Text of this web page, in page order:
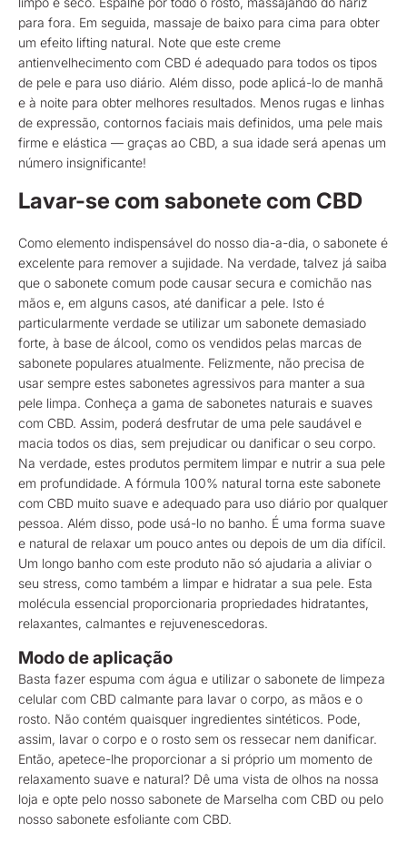
para fora. Em seguida, massaje de baixo para cima para obter
um efeito lifting natural. Note que este creme
antienvelhecimento com CBD é adequado para todos os tipos
de pele e para uso diário. Além disso, pode aplicá-lo de manhã
e à noite para obter melhores resultados. Menos rugas e linhas
de expressão, contornos faciais mais definidos, uma pele mais
firme e elástica — graças ao CBD, a sua idade será apenas um
número insignificante!
Lavar-se com sabonete com CBD
Como elemento indispensável do nosso dia-a-dia, o sabonete é
excelente para remover a sujidade. Na verdade, talvez já saiba
que o sabonete comum pode causar secura e comichão nas
mãos e, em alguns casos, até danificar a pele. Isto é
particularmente verdade se utilizar um sabonete demasiado
forte, à base de álcool, como os vendidos pelas marcas de
sabonete populares atualmente. Felizmente, não precisa de
usar sempre estes sabonetes agressivos para manter a sua
pele limpa. Conheça a gama de sabonetes naturais e suaves
com CBD. Assim, poderá desfrutar de uma pele saudável e
macia todos os dias, sem prejudicar ou danificar o seu corpo.
Na verdade, estes produtos permitem limpar e nutrir a sua pele
em profundidade. A fórmula 100% natural torna este sabonete
com CBD muito suave e adequado para uso diário por qualquer
pessoa. Além disso, pode usá-lo no banho. É uma forma suave
e natural de relaxar um pouco antes ou depois de um dia difícil.
Um longo banho com este produto não só ajudaria a aliviar o
seu stress, como também a limpar e hidratar a sua pele. Esta
molécula essencial proporcionaria propriedades hidratantes,
relaxantes, calmantes e rejuvenescedoras.
Modo de aplicação
Basta fazer espuma com água e utilizar o sabonete de limpeza
celular com CBD calmante para lavar o corpo, as mãos e o
rosto. Não contém quaisquer ingredientes sintéticos. Pode,
assim, lavar o corpo e o rosto sem os ressecar nem danificar.
Então, apetece-lhe proporcionar a si próprio um momento de
relaxamento suave e natural? Dê uma vista de olhos na nossa
loja e opte pelo nosso sabonete de Marselha com CBD ou pelo
nosso sabonete esfoliante com CBD.